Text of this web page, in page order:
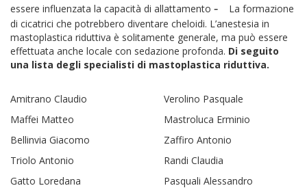
essere influenzata la capacità di allattamento -
La formazione
di cicatrici che potrebbero diventare cheloidi. L’anestesia in
mastoplastica riduttiva è solitamente generale, ma può essere
effettuata anche locale con sedazione profonda. Di seguito
una lista degli specialisti di mastoplastica riduttiva.
Amitrano Claudio
Verolino Pasquale
Maffei Matteo
Mastroluca Erminio
Bellinvia Giacomo
Zaffiro Antonio
Triolo Antonio
Randi Claudia
Gatto Loredana
Pasquali Alessandro